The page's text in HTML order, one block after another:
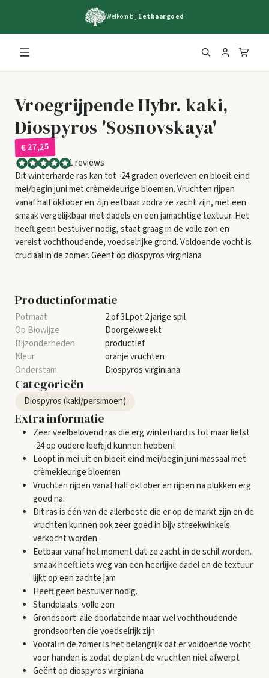
Welkom bij Eetbaargoed
Vroegrijpende Hybr. kaki,
Diospyros 'Sosnovskaya'
€ 27,25
1 reviews
Dit winterharde ras kan tot -24 graden overleven en bloeit eind
mei/begin juni met crèmekleurige bloemen. Vruchten rijpen
vanaf half oktober en zijn eetbaar zodra ze zacht zijn, met een
smaak vergelijkbaar met dadels en een jamachtige textuur. Het
heeft geen bestuiver nodig, staat graag in de volle zon en
vereist vochthoudende, voedselrijke grond. Voldoende vocht is
cruciaal in de zomer. Geënt op diospyros virginiana
Productinformatie
2 of 3Lpot 2 jarige spil
Doorgekweekt
productief
oranje vruchten
Diospyros virginiana
Categorieën
Diospyros (kaki/persimoen)
Extra informatie
Zeer veelbelovend ras die erg winterhard is tot maar liefst
-24 op oudere leeftijd kunnen hebben!
Loopt in mei uit en bloeit eind mei/begin juni massaal met
crèmekleurige bloemen
Vruchten rijpen vanaf half oktober en rijpen na plukken erg
goed na.
Dit ras is één van de allerbeste die er op de markt zijn en de
vruchten kunnen ook zeer goed in bijv streekwinkels
verkocht worden.
Eetbaar vanaf het moment dat ze zacht in de schil worden.
smaak heeft iets weg van een heerlijke dadel en de textuur
lijkt op een zachte jam
Heeft geen bestuiver nodig.
Standplaats: volle zon
Grondsoort: alle doorlatende maar wel vochthoudende
grondsoorten die voedselrijk zijn
Vooral in de zomer is het belangrijk dat er voldoende vocht
voor handen is zodat de plant de vruchten niet afwerpt
Geënt op diospyros virginiana